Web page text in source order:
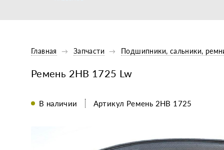
Главная Запчасти Подшипники, сальники,
Ремень 2НВ 1725 Lw
В наличии Артикул Ремень 2НВ 1725